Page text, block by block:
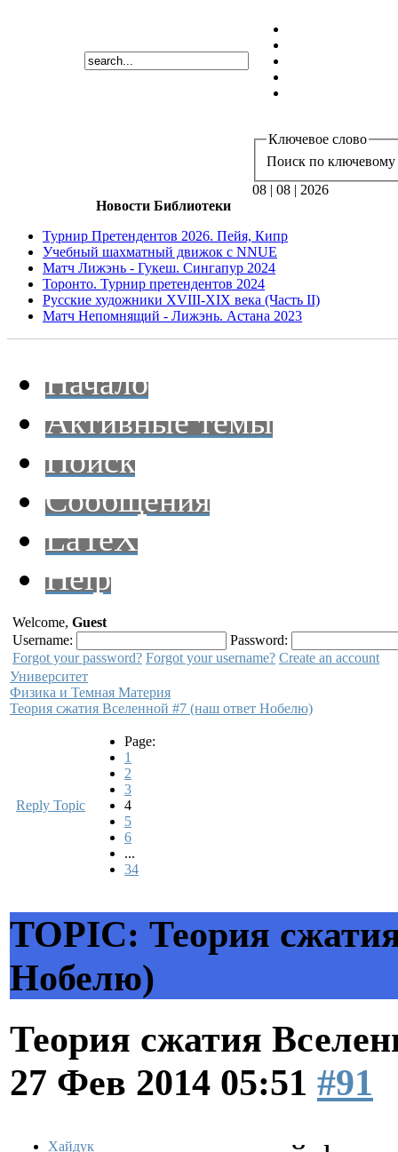
Ключевое слово
Поиск по ключевому
08 | 08 | 2026
Новости Библиотеки
Турнир Претендентов 2026. Пейя, Кипр
Учебный шахматный движок с NNUE
Матч Лижэнь - Гукеш. Сингапур 2024
Торонто. Турнир претендентов 2024
Русские художники XVIII-XIX века (Часть II)
Матч Непомнящий - Лижэнь. Астана 2023
Начало
Активные темы
Поиск
Сообщения
LaTeX
Help
Welcome, Guest
Username:
Password:
Forgot your password? Forgot your username? Create an account
Университет
Физика и Темная Материя
Теория сжатия Вселенной #7 (наш ответ Нобелю)
Reply Topic
Page:
1
2
3
4
5
6
...
34
TOPIC: Теория
Нобелю)
Теория сжатия
27 Фев 2014 05:51 #91
Хайдук